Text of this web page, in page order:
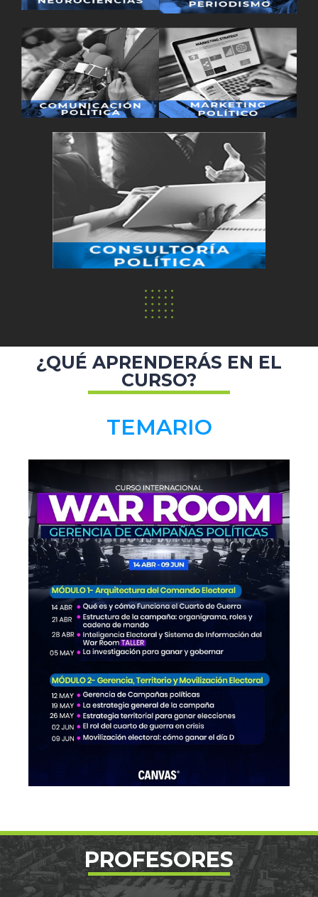
¿QUÉ APRENDERÁS EN EL
CURSO?
TEMARIO
PROFESORES